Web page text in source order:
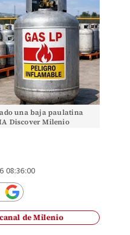
una baja paulatina
Discover Milenio
08:36:00
de Milenio